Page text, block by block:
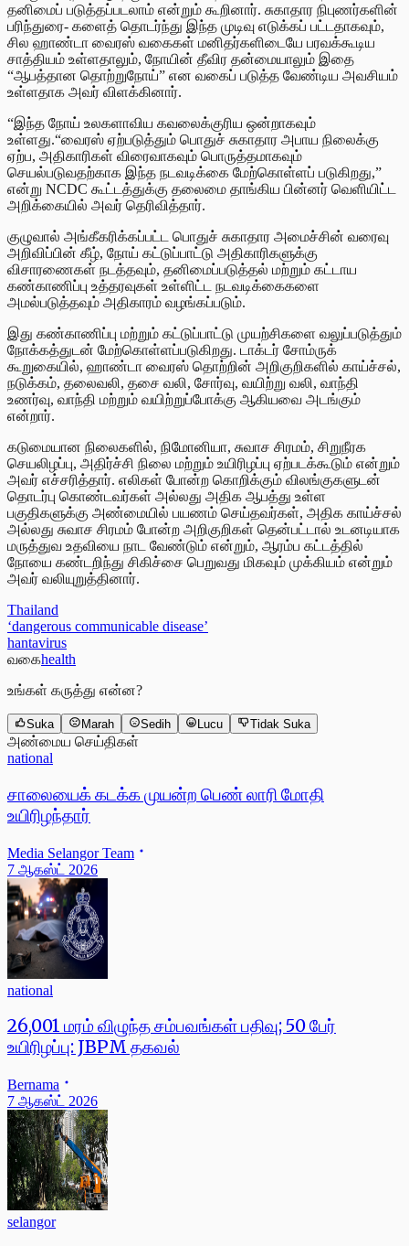
தனிமைப் படுத்தப்படலாம் என்றும் கூறினார். சுகாதார நிபுணர்களின்
பரிந்துரை- களைத் தொடர்ந்து இந்த முடிவு எடுக்கப் பட்டதாகவும்,
சில ஹாண்டா வைரஸ் வகைகள் மனிதர்களிடையே பரவக்கூடிய
சாத்தியம் உள்ளதாலும், நோயின் தீவிர தன்மையாலும் இதை
“ஆபத்தான தொற்றுநோய்” என வகைப் படுத்த வேண்டிய அவசியம்
உள்ளதாக அவர் விளக்கினார்.
“இந்த நோய் உலகளாவிய கவலைக்குரிய ஒன்றாகவும்
உள்ளது.“வைரஸ் ஏற்படுத்தும் பொதுச் சுகாதார அபாய நிலைக்கு
ஏற்ப, அதிகாரிகள் விரைவாகவும் பொருத்தமாகவும்
செயல்படுவதற்காக இந்த நடவடிக்கை மேற்கொள்ளப் படுகிறது,”
என்று NCDC கூட்டத்துக்கு தலைமை தாங்கிய பின்னர் வெளியிட்ட
அறிக்கையில் அவர் தெரிவித்தார்.
குழுவால் அங்கீகரிக்கப்பட்ட பொதுச் சுகாதார அமைச்சின் வரைவு
அறிவிப்பின் கீழ், நோய் கட்டுப்பாட்டு அதிகாரிகளுக்கு
விசாரணைகள் நடத்தவும், தனிமைப்படுத்தல் மற்றும் கட்டாய
கண்காணிப்பு உத்தரவுகள் உள்ளிட்ட நடவடிக்கைகளை
அமல்படுத்தவும் அதிகாரம் வழங்கப்படும்.
இது கண்காணிப்பு மற்றும் கட்டுப்பாட்டு முயற்சிகளை வலுப்படுத்தும்
நோக்கத்துடன் மேற்கொள்ளப்படுகிறது. டாக்டர் சோம்ருக்
கூறுகையில், ஹாண்டா வைரஸ் தொற்றின் அறிகுறிகளில் காய்ச்சல்,
நடுக்கம், தலைவலி, தசை வலி, சோர்வு, வயிற்று வலி, வாந்தி
உணர்வு, வாந்தி மற்றும் வயிற்றுப்போக்கு ஆகியவை அடங்கும்
என்றார்.
கடுமையான நிலைகளில், நிமோனியா, சுவாச சிரமம், சிறுநீரக
செயலிழப்பு, அதிர்ச்சி நிலை மற்றும் உயிரிழப்பு ஏற்படக்கூடும் என்றும்
அவர் எச்சரித்தார். எலிகள் போன்ற கொறிக்கும் விலங்குகளுடன்
தொடர்பு கொண்டவர்கள் அல்லது அதிக ஆபத்து உள்ள
பகுதிகளுக்கு அண்மையில் பயணம் செய்தவர்கள், அதிக காய்ச்சல்
அல்லது சுவாச சிரமம் போன்ற அறிகுறிகள் தென்பட்டால் உடனடியாக
மருத்துவ உதவியை நாட வேண்டும் என்றும், ஆரம்ப கட்டத்தில்
நோயை கண்டறிந்து சிகிச்சை பெறுவது மிகவும் முக்கியம் என்றும்
அவர் வலியுறுத்தினார்.
Thailand
‘dangerous communicable disease’
hantavirus
வகைhealth
உங்கள் கருத்து என்ன?
Suka Marah Sedih Lucu Tidak Suka
அண்மைய செய்திகள்
national
சாலையைக் கடக்க முயன்ற பெண் லாரி மோதி
உயிரிழந்தார்
Media Selangor Team
7 ஆகஸ்ட் 2026
national
26,001 மரம் விழுந்த சம்பவங்கள் பதிவு; 50 பேர்
உயிரிழப்பு: JBPM தகவல்
Bernama
7 ஆகஸ்ட் 2026
selangor